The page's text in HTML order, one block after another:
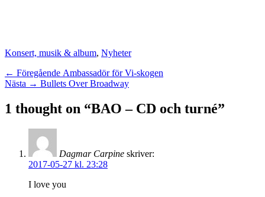
Kategorier
Konsert, musik & album, Nyheter
Inläggsnavigering
← Föregående Föregående
inlägg:
Ambassadör för Vi-skogen
Nästa → Nästa
Bullets Over Broadway
1 thought on “BAO – CD och turné”
Dagmar Carpine skriver:
2017-05-27 kl. 23:28
I love you